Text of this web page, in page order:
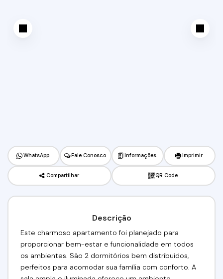
WhatsApp Fale Conosco Informações Imprimir
Compartilhar QR Code
Descrição
Este charmoso apartamento foi planejado para
proporcionar bem-estar e funcionalidade em todos
os ambientes. São 2 dormitórios bem distribuídos,
perfeitos para acomodar sua família com conforto. A